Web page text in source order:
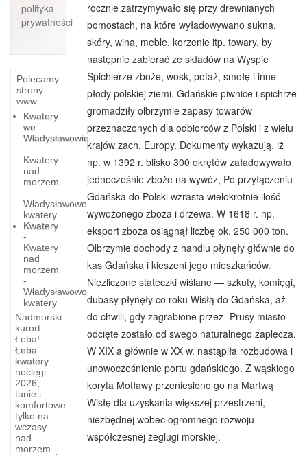
polityka
prywatności
Polecamy
strony
www
Kwatery
we
Władysławowie
-
Kwatery
nad
morzem
-
Władysławowo
kwatery
Kwatery
-
Kwatery
nad
morzem
-
Władysławowo
kwatery
Nadmorski
kurort
Łeba!
Łeba
kwatery
noclegi
2026,
tanie i
komfortowe
tylko na
wczasy
nad
morzem -
Brutka
-
znaczenie
w
jezyku
Brutka-
Ma
trojakie
rocznie zatrzymywało się przy drewnianych
pomostach, na które wyładowywano sukna,
skóry, wina, meble, korzenie itp. towary, by
następnie zabierać ze składów na Wyspie
Spichlerze zboże, wosk, potaż, smołę i inne
płody polskiej ziemi. Gdańskie piwnice i spichrze
gromadziły olbrzymie zapasy towarów
przeznaczonych dla odbiorców z Polski i z wielu
krajów zach. Europy. Dokumenty wykazują, iż
np. w 1392 r. blisko 300 okrętów załadowywało
jednocześnie zboże na wywóz, Po przyłączeniu
Gdańska do Polski wzrasta wielokrotnie ilość
wywożonego zboża i drzewa. W 1618 r. np.
eksport zboża osiągnął liczbę ok. 250 000 ton.
Olbrzymie dochody z handlu płynęły głównie do
kas Gdańska i kieszeni jego mieszkańców.
Niezliczone stateczki wiślane — szkuty, komięgi,
dubasy płynęły co roku Wisłą do Gdańska, aż
do chwili, gdy zagrabione przez -Prusy miasto
odcięte zostało od swego naturalnego zaplecza.
W XIX a głównie w XX w. nastąpiła rozbudowa i
unowocześnienie portu gdańskiego. Z wąskiego
koryta Motławy przeniesiono go na Martwą
Wisłę dla uzyskania większej przestrzeni,
niezbędnej wobec ogromnego rozwoju
współczesnej żeglugi morskiej.